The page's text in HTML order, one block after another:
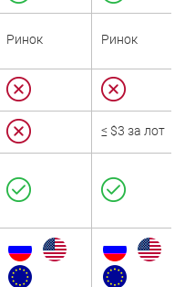
Ринок Ринок
≤ $3 за лот